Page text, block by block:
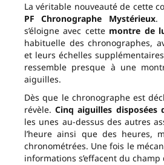
La véritable nouveauté de cette
PF Chronographe Mystérieux.
s’éloigne avec cette montre de
habituelle des chronographes,
et leurs échelles
ressemble presque à une
aiguilles.
Dès que le chronographe est
révèle.Cinq aiguilles disposées
les unes au-dessus des autres
l’heure ainsi que des heures,
chronométrées. Une fois le
informations s’effacent du champ